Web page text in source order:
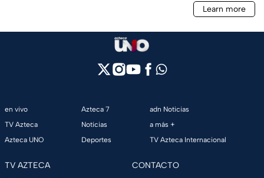
en vivo
TV Azteca
Azteca UNO
Azteca 7
Noticias
Deportes
adn Noticias
a más +
TV Azteca Internacional
TV AZTECA CONTACTO